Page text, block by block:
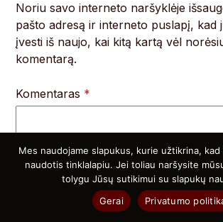
Noriu savo interneto naršyklėje
pašto adresą ir interneto puslapį, kad
įvesti iš naujo, kai kitą kartą vėl
komentarą.
Komentaras *
Mes naudojame slapukus, kurie užtikrina,
naudotis tinklalapiu. Jei toliau naršysite
tolygu Jūsų sutikimui su slapukų
Gerai
Privatumo